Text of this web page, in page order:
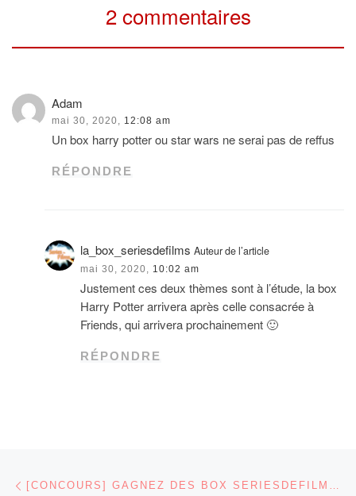
2 commentaires
Adam
mai 30, 2020, 12:08 am
Un box harry potter ou star wars ne serai pas de reffus
RÉPONDRE
la_box_seriesdefilmsAuteur de l’article
mai 30, 2020, 10:02 am
Justement ces deux thèmes sont à l’étude, la box
Harry Potter arrivera après celle consacrée à
Friends, qui arrivera prochainement 🙂
RÉPONDRE
Parcourir les articles [CONCOURS] GAGNEZ DES BOX SERIESDEFILMS STRANGER THINGS ET JURASSIC PARK SUR SERIESDEFILMS.COM À L’OCCASION DE SES 4 ANS